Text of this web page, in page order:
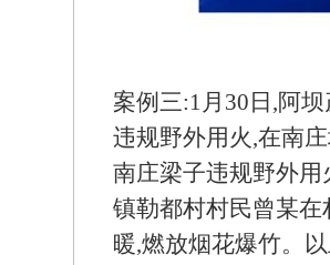
案例三:1月30日,阿
违规野外用火,在南
南庄梁子违规野外
镇勒都村村民曾某
暖,燃放烟花爆竹。